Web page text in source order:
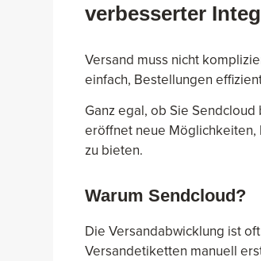
verbesserter
Versand muss nicht
einfach, Bestellungen
Ganz egal, ob Sie
eröffnet neue Möglichkeiten,
zu bieten.
Warum Sendcloud?
Die Versandabwicklung ist
Versandetiketten manuell